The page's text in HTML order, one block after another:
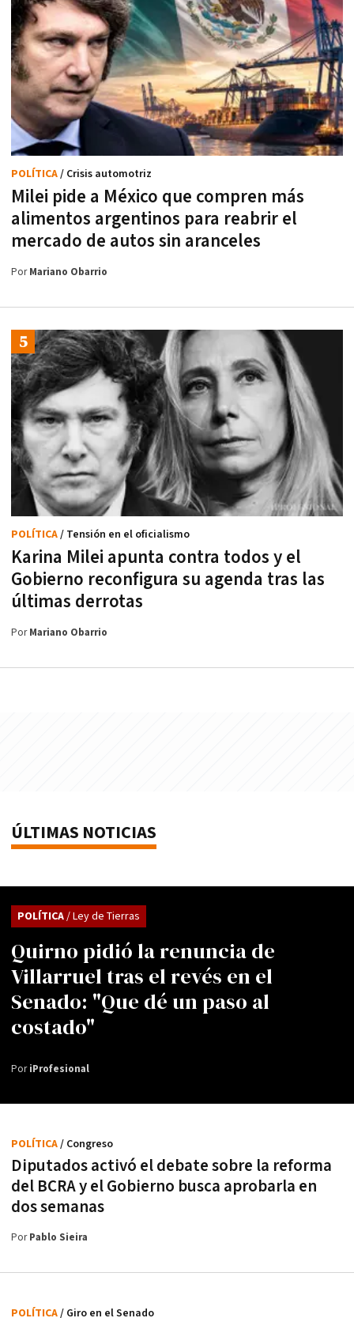
Milei pide a México que compren más
alimentos argentinos para reabrir el
mercado de autos sin aranceles
POLÍTICA/ Crisis automotriz
PorMariano Obarrio
Karina Milei apunta contra todos y el
Gobierno reconfigura su agenda tras las
últimas derrotas
POLÍTICA/ Tensión en el oficialismo
PorMariano Obarrio
ÚLTIMAS NOTICIAS
Quirno pidió la renuncia de
Villarruel tras el revés en el
Senado: "Que dé un paso al
costado"
POLÍTICA/ Ley de Tierras
PoriProfesional
Diputados activó el debate sobre la reforma
del BCRA y el Gobierno busca aprobarla en
dos semanas
POLÍTICA/ Congreso
PorPablo Sieira
POLÍTICA/ Giro en el Senado